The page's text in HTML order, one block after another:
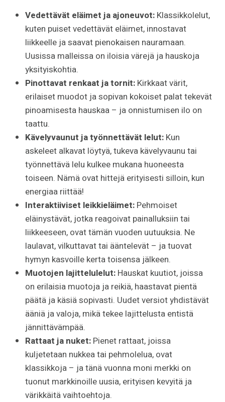
Vedettävät eläimet ja ajoneuvot:Klassikkolelut,
kuten puiset vedettävät eläimet, innostavat
liikkeelle ja saavat pienokaisen nauramaan.
Uusissa malleissa on iloisia värejä ja hauskoja
yksityiskohtia.
Pinottavat renkaat ja tornit:Kirkkaat värit,
erilaiset muodot ja sopivan kokoiset palat tekevät
pinoamisesta hauskaa – ja onnistumisen ilo on
taattu.
Kävelyvaunut ja työnnettävät lelut:Kun
askeleet alkavat löytyä, tukeva kävelyvaunu tai
työnnettävä lelu kulkee mukana huoneesta
toiseen. Nämä ovat hittejä erityisesti silloin, kun
energiaa riittää!
Interaktiiviset leikkieläimet:Pehmoiset
eläinystävät, jotka reagoivat painalluksiin tai
liikkeeseen, ovat tämän vuoden uutuuksia. Ne
laulavat, vilkuttavat tai ääntelevät – ja tuovat
hymyn kasvoille kerta toisensa jälkeen.
Muotojen lajittelulelut:Hauskat kuutiot, joissa
on erilaisia muotoja ja reikiä, haastavat pientä
päätä ja käsiä sopivasti. Uudet versiot yhdistävät
ääniä ja valoja, mikä tekee lajittelusta entistä
jännittävämpää.
Rattaat ja nuket:Pienet rattaat, joissa
kuljetetaan nukkea tai pehmolelua, ovat
klassikkoja – ja tänä vuonna moni merkki on
tuonut markkinoille uusia, erityisen kevyitä ja
värikkäitä vaihtoehtoja.